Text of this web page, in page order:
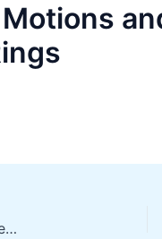
Persona-E²: A Human-Grounded Dataset for Personality-Shaped Emotional Responses to Textual Events